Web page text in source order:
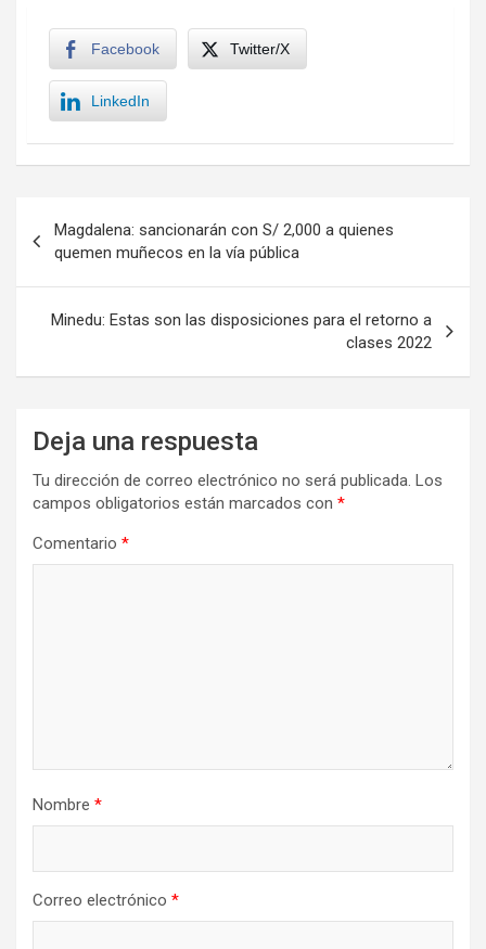
Facebook Twitter/X
LinkedIn
de
entradas
Magdalena: sancionarán con S/ 2,000 a quienes
quemen muñecos en la vía pública
Minedu: Estas son las disposiciones para el retorno a
clases 2022
Deja una respuesta
Tu dirección de correo electrónico no será publicada. Los
campos obligatorios están marcados con *
Comentario *
Nombre *
Correo electrónico *